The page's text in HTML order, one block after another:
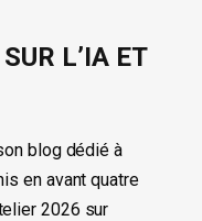
L’IA ET
blog dédié à
en avant quatre
2026 sur